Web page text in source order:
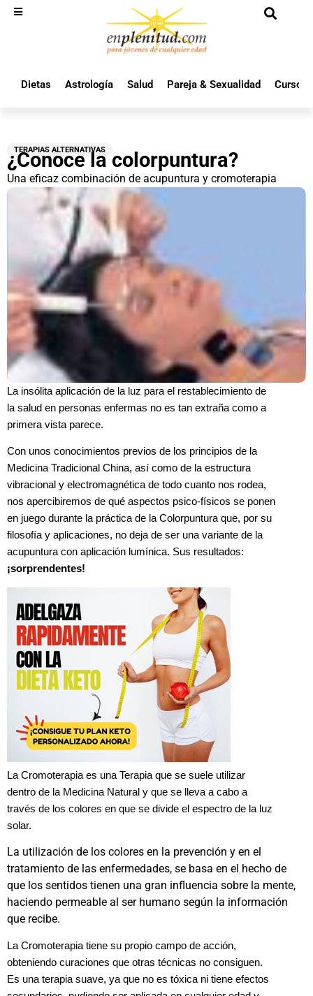
Dietas Astrología Salud Pareja & Sexualidad Cursos
TERAPIAS ALTERNATIVAS
¿Conoce la colorpuntura?
Una eficaz combinación de acupuntura y cromoterapia
La insólita aplicación de la luz para el restablecimiento de
la salud en personas enfermas no es tan extraña como a
primera vista parece.
Con unos conocimientos previos de los principios de la
Medicina Tradicional China, así como de la estructura
vibracional y electromagnética de todo cuanto nos rodea,
nos apercibiremos de qué aspectos psico-físicos se ponen
en juego durante la práctica de la Colorpuntura que, por su
filosofía y aplicaciones, no deja de ser una variante de la
acupuntura con aplicación lumínica. Sus resultados:
¡sorprendentes!
La Cromoterapia es una Terapia que se suele utilizar
dentro de la Medicina Natural y que se lleva a cabo a
través de los colores en que se divide el espectro de la luz
solar.
La utilización de los colores en la prevención y en el
tratamiento de las enfermedades, se basa en el hecho de
que los sentidos tienen una gran influencia sobre la mente,
haciendo permeable al ser humano según la información
que recibe.
La Cromoterapia tiene su propio campo de acción,
obteniendo curaciones que otras técnicas no consiguen.
Es una terapia suave, ya que no es tóxica ni tiene efectos